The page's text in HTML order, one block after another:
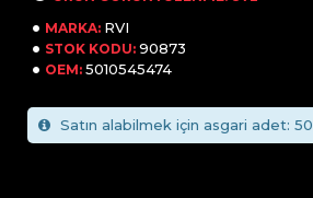
MARKA: RVI
STOK KODU: 90873
OEM: 5010545474
Satın alabilmek için asgari adet: 50